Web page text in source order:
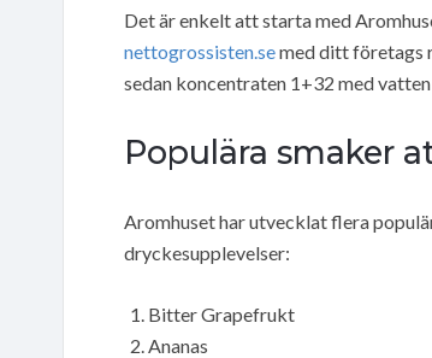
Det är enkelt att starta med
nettogrossisten.semed ditt företags
sedan koncentraten 1+32 med
Populära smaker
Aromhuset har utvecklat flera
dryckesupplevelser:
Bitter Grapefrukt
Ananas